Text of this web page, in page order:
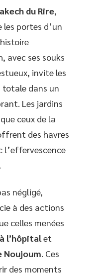
du Rire,
portes d’un
avec ses souks
invite les
totale dans un
Les jardins
ceux de la
des havres
l’effervescence
négligé,
à des actions
celles menées
l’hôpital et
Noujoum . Ces
des moments